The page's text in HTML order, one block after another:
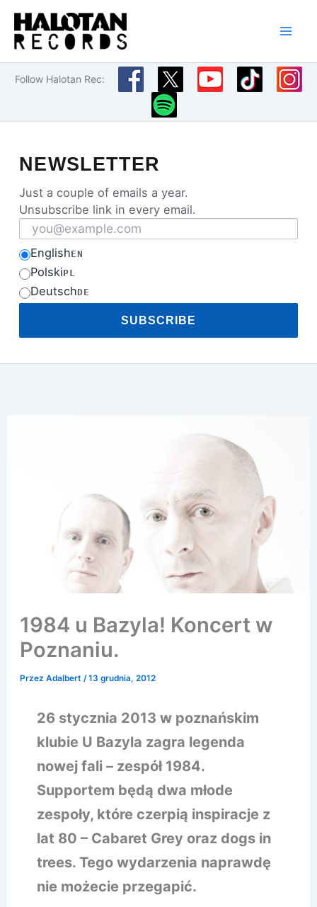
Przejdź
do
treści
Follow Halotan Rec:
NEWSLETTER
Just a couple of emails a year.
Unsubscribe link in every email.
Email address
EnglishEN
PolskiPL
DeutschDE
SUBSCRIBE
1984 u Bazyla! Koncert w
Poznaniu.
PrzezAdalbert/13 grudnia, 2012
26 stycznia 2013 w poznańskim
klubie U Bazyla zagra legenda
nowej fali – zespół 1984.
Supportem będą dwa młode
zespoły, które czerpią inspiracje z
lat 80 – Cabaret Grey oraz dogs in
trees. Tego wydarzenia naprawdę
nie możecie przegapić.